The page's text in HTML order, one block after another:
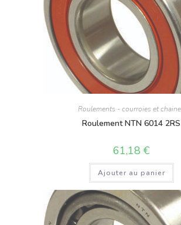
Roulements - courroies et
Roulement NTN 6014 2RS
61,18 €
Ajouter au panier